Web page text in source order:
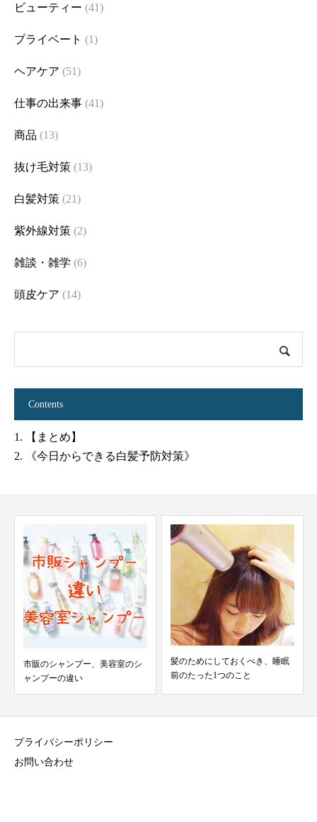
ビューティー (41)
プライベート (1)
ヘアケア (51)
仕事の出来事 (41)
商品 (13)
抜け毛対策 (13)
白髪対策 (21)
紫外線対策 (2)
雑談・雑学 (6)
頭皮ケア (14)
Contents
1. 【まとめ】
2. 《今日からできる白髪予防対策》
髪のためにしておくべき、睡眠
前のたった1つのこと
シャンプーは1日何回まで？美容
師が教える正しい回数...
プライバシーポリシー
お問い合わせ